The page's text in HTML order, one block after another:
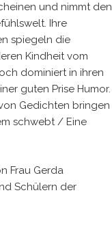
und nimmt den
Ihre
spiegeln die
Kindheit vom
dominiert in ihren
guten Prise Humor.
Gedichten bringen
schwebt / Eine
Frau Gerda
Schülern der